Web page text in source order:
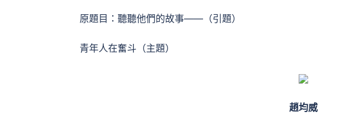
原題目：聽聽他們的故事——（引題）
青年人在奮斗（主題）
趙均威